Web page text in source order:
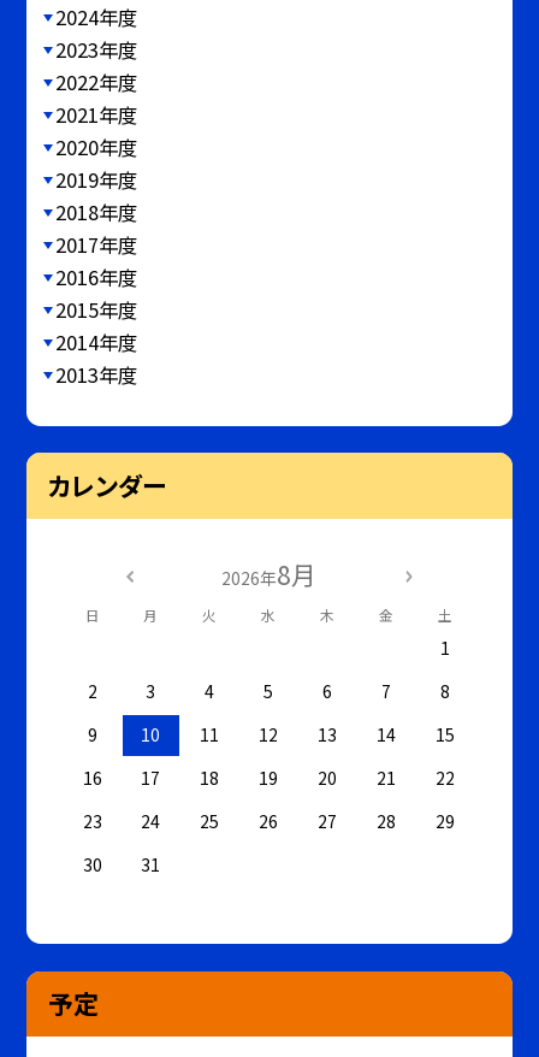
2024年度
2023年度
2022年度
2021年度
2020年度
2019年度
2018年度
2017年度
2016年度
2015年度
2014年度
2013年度
カレンダー
2026年8月
日 月 火 水 木 金 土
1
2
3 4 5 6 7
8
9
10 11 12 13 14
15
16
17 18 19 20 21
22
23
24 25 26 27 28
29
30
31
予定